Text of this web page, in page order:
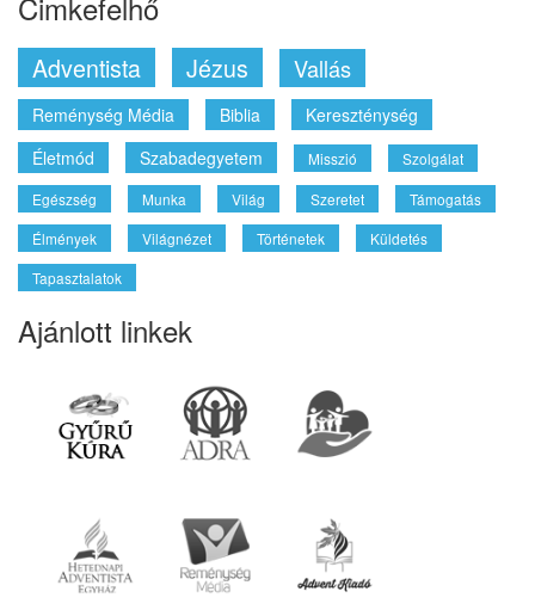
Adventista Jézus Vallás
Reménység Média Biblia
Kereszténység
Életmód
Szabadegyetem Misszió
Szolgálat
Egészség
Munka Világ Szeretet
Támogatás
Élmények
Világnézet Történetek
Küldetés
Tapasztalatok
Ajánlott linkek